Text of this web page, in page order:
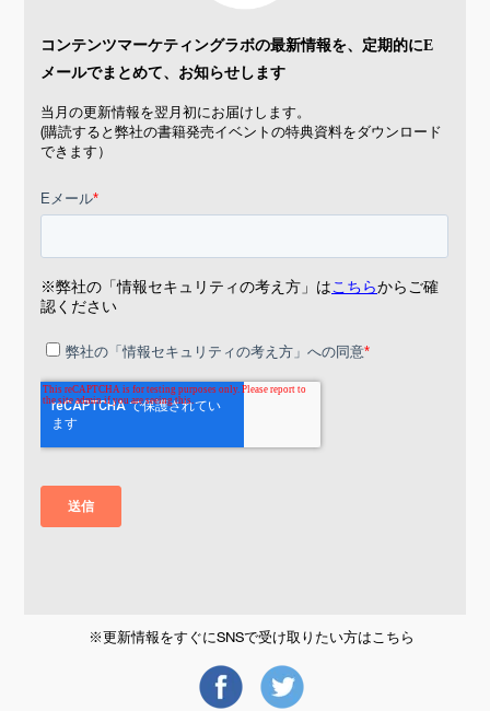
コンテンツマーケティングラボの最新情報を、 定期的にE
メールでまとめて、お知らせします
当月の更新情報を翌月初にお届けします。
(購読すると弊社の書籍発売イベントの特典資料をダウンロード
できます）
※更新情報をすぐにSNSで受け取りたい方はこちら